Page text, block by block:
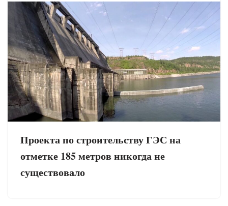
Проекта по строительству ГЭС на
отметке 185 метров никогда не
существовало